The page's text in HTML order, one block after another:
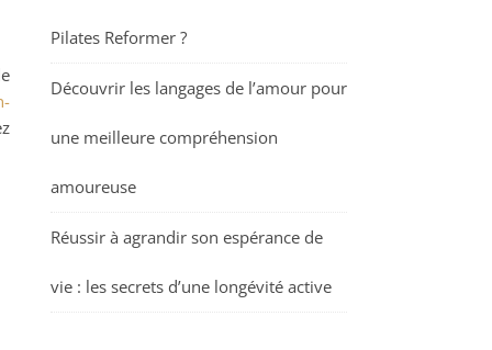
Pilates Reformer ?
Découvrir les langages de l’amour pour
une meilleure compréhension
amoureuse
Réussir à agrandir son espérance de
vie : les secrets d’une longévité active